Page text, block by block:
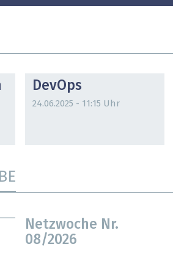
DevOps
24.06.2025 - 11:15 Uhr
Netzwoche Nr.
08/2026